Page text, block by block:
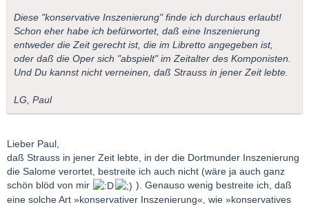
Diese "konservative Inszenierung" finde ich durchaus erlaubt!
Schon eher habe ich befürwortet, daß eine Inszenierung
entweder die Zeit gerecht ist, die im Libretto angegeben ist,
oder daß die Oper sich "abspielt" im Zeitalter des Komponisten.
Und Du kannst nicht verneinen, daß Strauss in jener Zeit lebte.
LG, Paul
Lieber Paul,
daß Strauss in jener Zeit lebte, in der die Dortmunder Inszenierung
die Salome verortet, bestreite ich auch nicht (wäre ja auch ganz
schön blöd von mir
). Genauso wenig bestreite ich, daß
eine solche Art »konservativer Inszenierung«, wie »konservatives